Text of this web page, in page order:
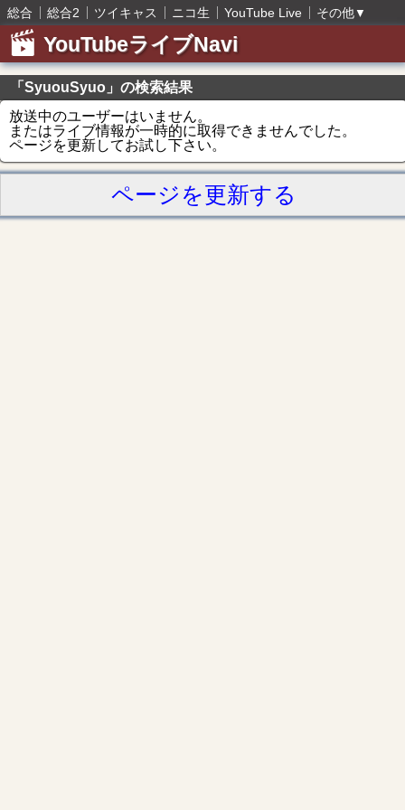
総合 総合2 ツイキャス ニコ生 YouTube Live その他▼
YouTubeライブNavi
「SyuouSyuo」の検索結果
放送中のユーザーはいません。
またはライブ情報が一時的に取得できませんでした。
ページを更新してお試し下さい。
ページを更新する